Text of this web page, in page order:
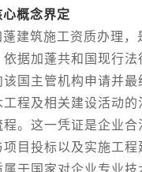
心概念界定
筑施工资质办理，
依据加蓬共和国现行法
该国主管机构申请并最
工程及相关建设活动的
程。这一凭证是企业合
项目投标以及实施工程
属于国家对企业专业技